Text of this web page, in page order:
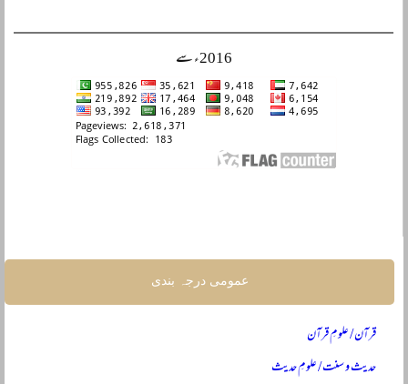
2016ء سے
عمومی درجہ بندی
قرآن / علومِ قرآن
حدیث و سنت / علومِ حدیث